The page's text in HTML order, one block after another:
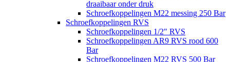
draaibaar onder druk
Schroefkoppelingen M22 messing 250 Bar
Schroefkoppelingen RVS
Schroefkoppelingen 1/2" RVS
Schroefkoppelingen AR9 RVS rood 600
Bar
Schroefkoppelingen M22 RVS 500 Bar